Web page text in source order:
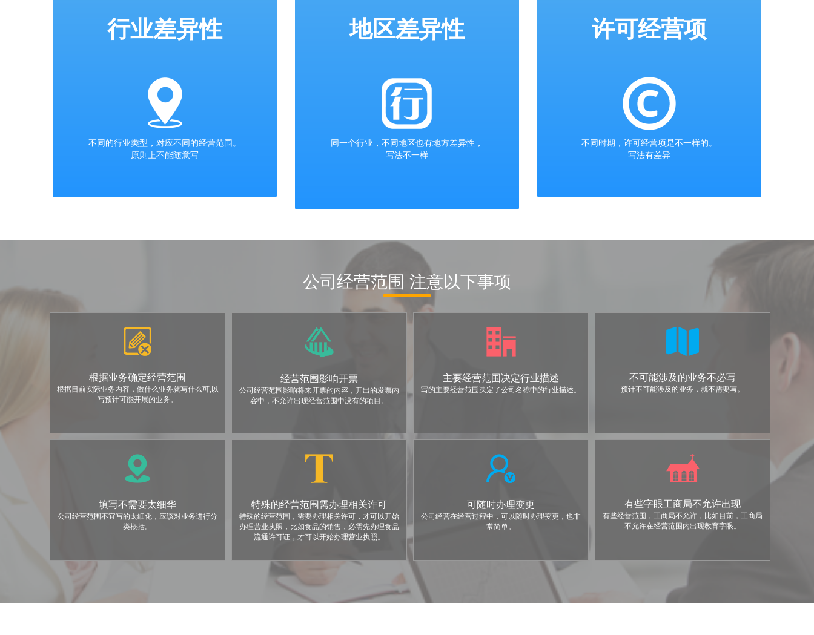
行业差异性
不同的行业类型，对应不同的经营范围。
原则上不能随意写
地区差异性
同一个行业，不同地区也有地方差异性，
写法不一样
许可经营项
不同时期，许可经营项是不一样的。
写法有差异
公司经营范围 注意以下事项
根据业务确定经营范围
根据目前实际业务内容，做什么业务就写什么可,以
写预计可能开展的业务。
经营范围影响开票
公司经营范围影响将来开票的内容，开出的发票内
容中，不允许出现经营范围中没有的项目。
主要经营范围决定行业描述
写的主要经营范围决定了公司名称中的行业描述。
不可能涉及的业务不必写
预计不可能涉及的业务，就不需要写。
填写不需要太细华
公司经营范围不宜写的太细化，应该对业务进行分
类概括。
特殊的经营范围需办理相关许可
特殊的经营范围，需要办理相关许可，才可以开始
办理营业执照，比如食品的销售，必需先办理食品
流通许可证，才可以开始办理营业执照。
可随时办理变更
公司经营在经营过程中，可以随时办理变更，也非
常简单。
有些字眼工商局不允许出现
有些经营范围，工商局不允许，比如目前，工商局
不允许在经营范围内出现教育字眼。